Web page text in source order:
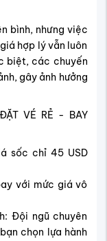
bình, nhưng việc
hợp lý vẫn luôn
biệt, các chuyến
gây ảnh hưởng
VÉ RẺ - BAY
sốc chỉ 45 USD
với mức giá vô
Đội ngũ chuyên
chọn lựa hành